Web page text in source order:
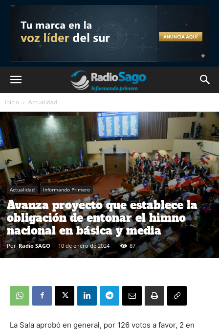
Inicio Actualidad
Actualidad Informando Primero
Avanza proyecto que establece la
obligación de entonar el himno
nacional en básica y media
Por Radio SAGO - 10 de enero de 2024 87
La Sala aprobó en general, por 126 votos a favor, 2 en